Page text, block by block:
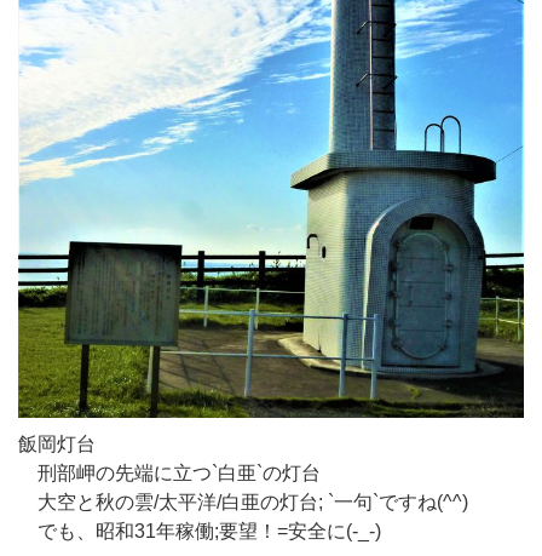
飯岡灯台
刑部岬の先端に立つ`白亜`の灯台
大空と秋の雲/太平洋/白亜の灯台; `一句`ですね(^^)
でも、昭和31年稼働;要望！=安全に(-_-)